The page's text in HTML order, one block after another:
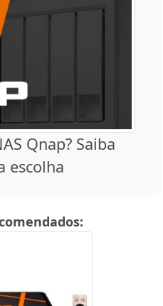
Qnap? Saiba
escolha